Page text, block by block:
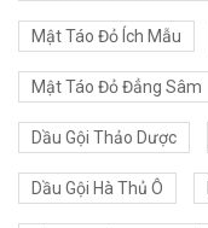
Mật Táo Đỏ Ích Mẫu
Mật Táo Đỏ Đẳng Sâm
Dầu Gội Thảo Dược
Dầu Gội Hà Thủ Ô